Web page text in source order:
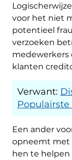
voor het niet
potentieel
verzoeken
medewerkers
klanten
Verwant:
Een ander
opneemt met
hen te